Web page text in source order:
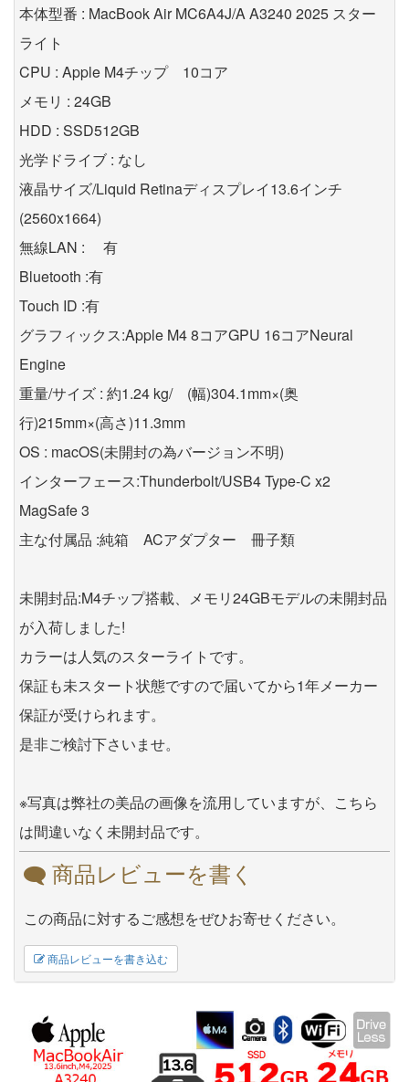
本体型番 : MacBook Air MC6A4J/A A3240 2025 スター
ライト
CPU : Apple M4チップ 10コア
メモリ : 24GB
HDD : SSD512GB
光学ドライブ : なし
液晶サイズ/Liquid Retinaディスプレイ13.6インチ
(2560x1664)
無線LAN : 有
Bluetooth :有
Touch ID :有
グラフィックス:Apple M4 8コアGPU 16コアNeural
Engine
重量/サイズ : 約1.24 kg/ (幅)304.1mm×(奥
行)215mm×(高さ)11.3mm
OS : macOS(未開封の為バージョン不明)
インターフェース:Thunderbolt/USB4 Type-C x2
MagSafe 3
主な付属品 :純箱 ACアダプター 冊子類
未開封品:M4チップ搭載、メモリ24GBモデルの未開封品
が入荷しました!
カラーは人気のスターライトです。
保証も未スタート状態ですので届いてから1年メーカー
保証が受けられます。
是非ご検討下さいませ。
※写真は弊社の美品の画像を流用していますが、こちら
は間違いなく未開封品です。
商品レビューを書く
この商品に対するご感想をぜひお寄せください。
商品レビューを書き込む